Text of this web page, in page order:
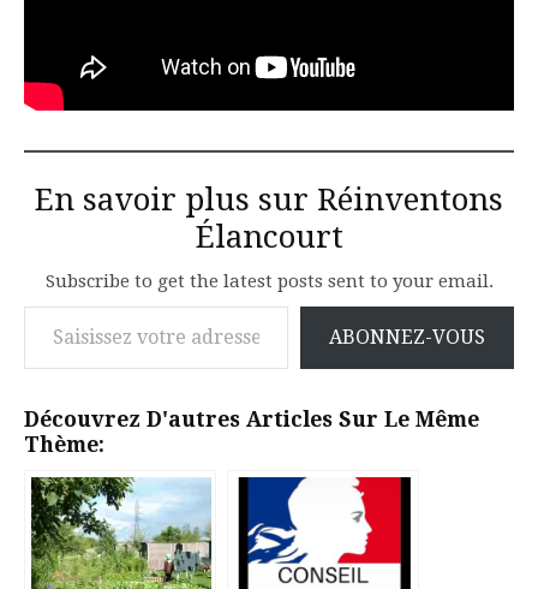
En savoir plus sur Réinventons
Élancourt
Subscribe to get the latest posts sent to your email.
Saisissez votre adresse e-mail…
ABONNEZ-VOUS
Découvrez D'autres Articles Sur Le Même
Thème: